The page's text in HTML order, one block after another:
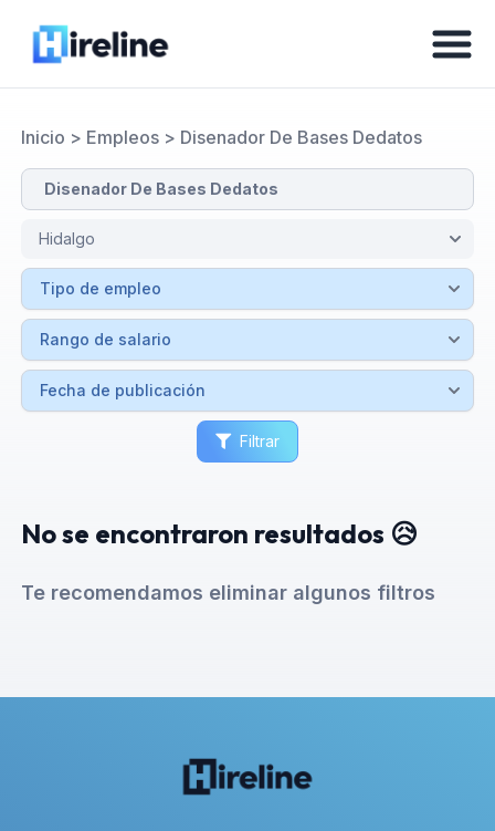
Inicio > Empleos> Disenador De Bases Dedatos
Filtrar
No se encontraron resultados 😥
Te recomendamos eliminar algunos filtros